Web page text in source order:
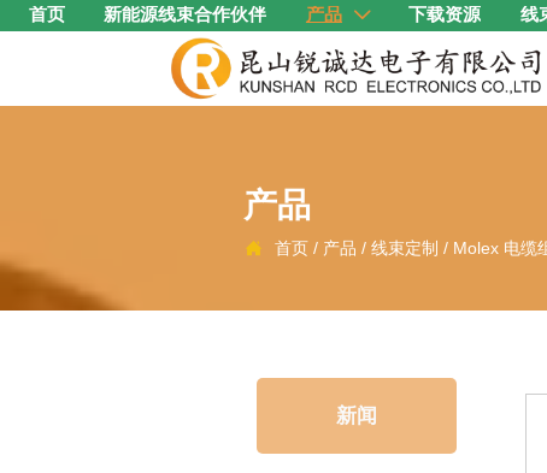
首页 新能源线束合作伙伴 产品  下载资源 线
产品
 首页 / 产品 /线束定制 / Molex 电缆
新闻